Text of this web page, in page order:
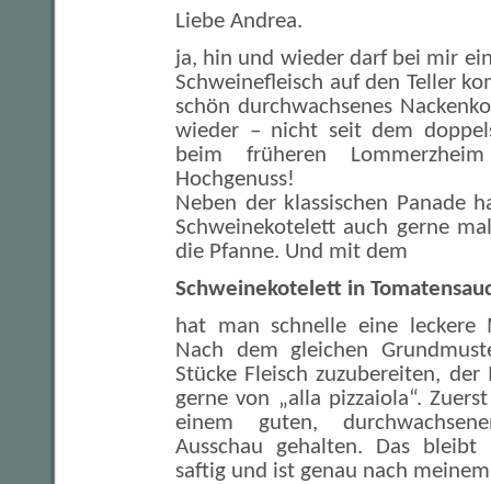
Liebe Andrea.
ja, hin und wieder darf bei mir
Schweinefleisch auf den Teller
schön durchwachsenes
wieder – nicht seit dem
beim früheren
Hochgenuss!
Neben der klassischen Panade
Schweinekotelett auch gerne
die Pfanne. Und mit dem
Schweinekotelett in
hat man schnelle eine leckere
Nach dem gleichen
Stücke Fleisch zuzubereiten,
gerne von „alla pizzaiola“.
einem guten,
Ausschau gehalten. Das
saftig und ist genau nach